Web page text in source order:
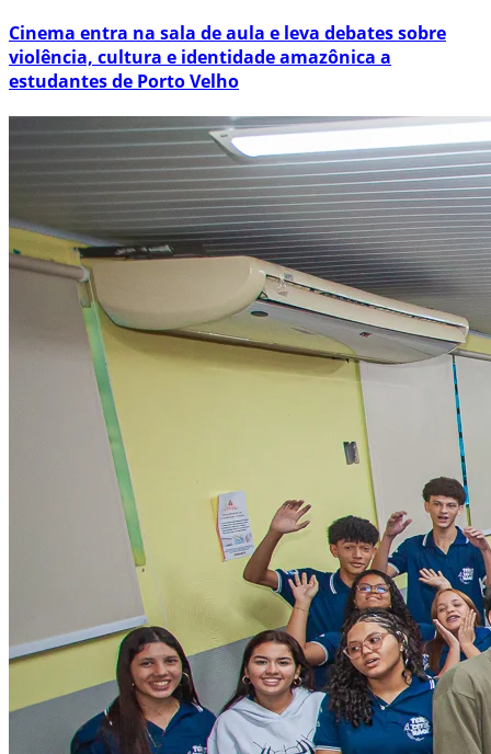
Cinema entra na sala de aula e leva debates sobre
violência, cultura e identidade amazônica a
estudantes de Porto Velho